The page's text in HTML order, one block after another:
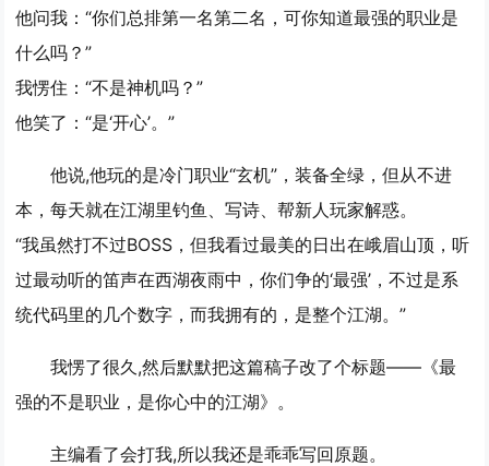
他问我：“你们总排第一名第二名，可你知道最强的职业是
什么吗？”
我愣住：“不是神机吗？”
他笑了：“是‘开心’。”
他说,他玩的是冷门职业“玄机”，装备全绿，但从不进
本，每天就在江湖里钓鱼、写诗、帮新人玩家解惑。
“我虽然打不过BOSS，但我看过最美的日出在峨眉山顶，听
过最动听的笛声在西湖夜雨中，你们争的‘最强’，不过是系
统代码里的几个数字，而我拥有的，是整个江湖。”
我愣了很久,然后默默把这篇稿子改了个标题—— 《最
强的不是职业，是你心中的江湖》 。
主编看了会打我,所以我还是乖乖写回原题。